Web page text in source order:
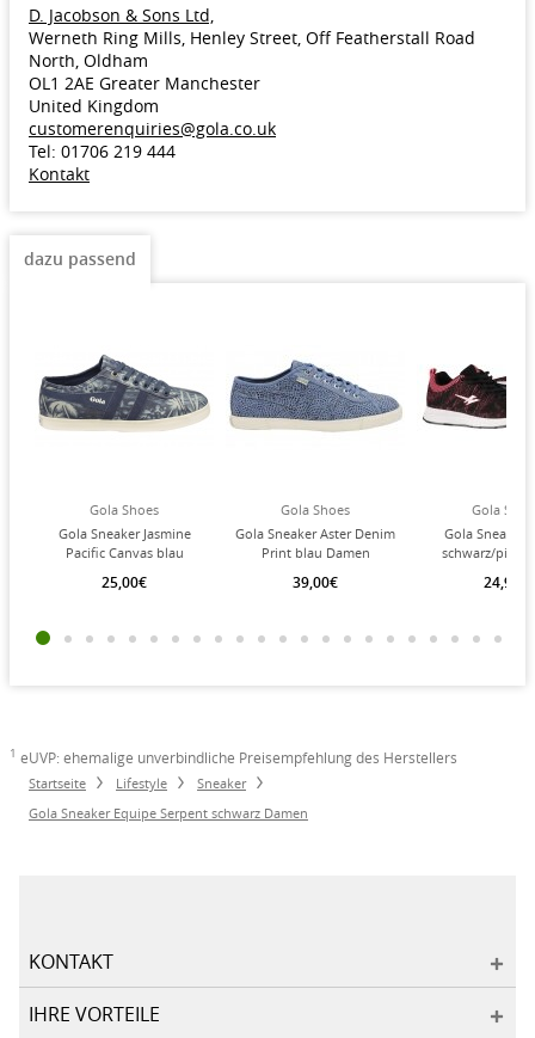
D. Jacobson & Sons Ltd,
Werneth Ring Mills, Henley Street, Off Featherstall Road
North, Oldham
OL1 2AE Greater Manchester
United Kingdom
customerenquiries@gola.co.uk
Tel: 01706 219 444
Kontakt
dazu passend
Gola Shoes
Gola Sneaker Jasmine
Pacific Canvas blau
25,00€
Gola Shoes
Gola Sneaker Aster Denim
Print blau Damen
39,00€
Gola
Gola Sneaker
schwarz/pink
24,95€
1 eUVP: ehemalige unverbindliche Preisempfehlung des Herstellers
Startseite Lifestyle
Sneaker
Gola Sneaker Equipe Serpent schwarz Damen
KONTAKT
IHRE VORTEILE